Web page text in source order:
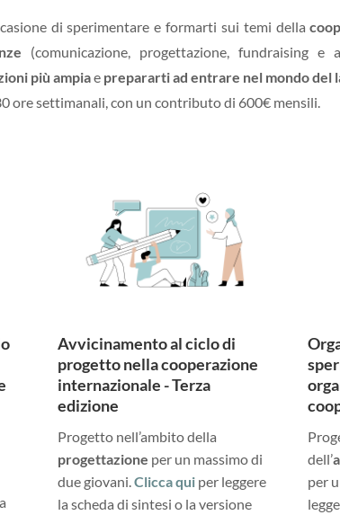
di sperimentare e formarti sui temi della
(comunicazione, progettazione, fundraising e
più ampiae prepararti ad entrare nel mondo del
ore settimanali, con un contributo di 600€ mensili.
Avvicinamento al ciclo di
progetto nella cooperazione
internazionale - Terza
edizione
Progetto nell’ambito della
progettazione per un massimo di
due giovani.Clicca quiper leggere
la scheda di sintesi o la versione
dell’
per